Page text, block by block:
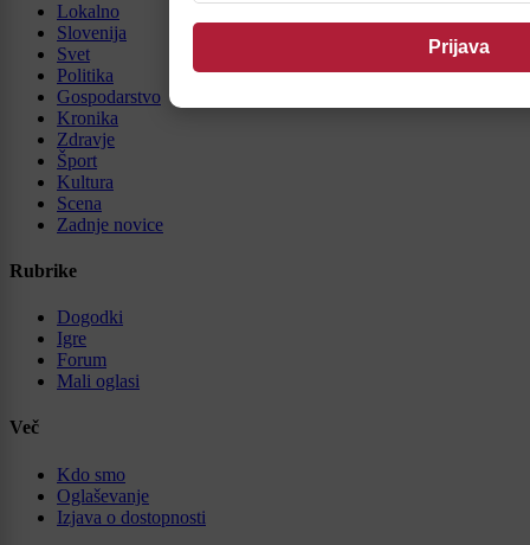
Lokalno
Slovenija
Svet
Politika
Gospodarstvo
Kronika
Zdravje
Šport
Kultura
Scena
Zadnje novice
Rubrike
Dogodki
Igre
Forum
Mali oglasi
Več
Kdo smo
Oglaševanje
Izjava o dostopnosti